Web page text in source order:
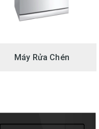
Máy Rửa Chén